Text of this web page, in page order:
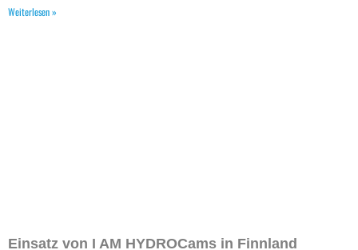
Weiterlesen »
Einsatz von I AM HYDROCams in Finnland